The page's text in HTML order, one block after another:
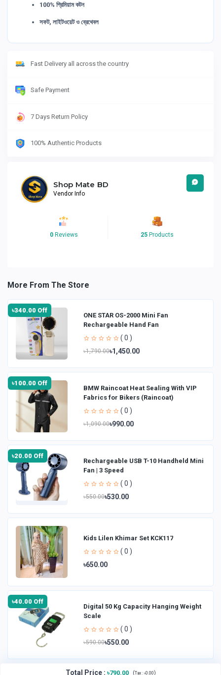
100% প্রিমিয়াম কটন
সফট, লাইটওয়েট ও ব্রেথেবল
Fast Delivery all across the country
Safe Payment
7 Days Return Policy
100% Authentic Products
Shop Mate BD
Vendor Info
0 Reviews 25 Products
More From The Store
৳340.00 Off
ONE STAR OS-2000 Mini Fan
Rechargeable Hand Fan
( 0 )
৳1,790.00৳1,450.00
৳100.00 Off
BMW Raincoat Heat Sealing With VIP
Fabrics for Bikers (Raincoat)
( 0 )
৳1,090.00৳990.00
৳20.00 Off
Rechargeable USB T-10 Handheld Mini
Fan | 3 Speed
( 0 )
৳550.00৳530.00
Kids Lilen Khimar Set KCK117
( 0 )
৳650.00
৳40.00 Off
Digital 50 Kg Capacity Hanging Weight
Scale
( 0 )
৳590.00৳550.00
Total Price: ৳790.00 (Tax : ৳0.00)